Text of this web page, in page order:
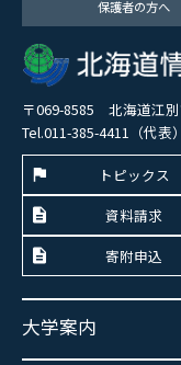
保護者の方へ
〒069-8585 北海道江
Tel.011-385-4411（代表）
トピックス
資料請求
寄附申込
大学案内